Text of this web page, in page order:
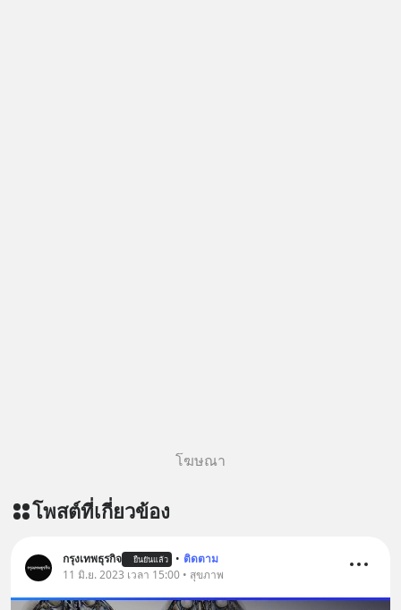
โฆษณา
โพสต์ที่เกี่ยวข้อง
กรุงเทพธุรกิจ ยืนยันแล้ว • ติดตาม
11 มิ.ย. 2023 เวลา 15:00 • สุขภาพ